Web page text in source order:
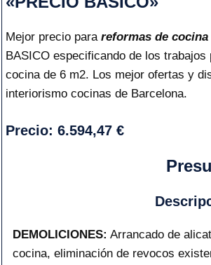
Mejor precio para reformas de
BASICO especificando de los
cocina de 6 m2. Los mejor ofertas y
interiorismo cocinas de Barcelona.
Precio: 6.594,47 €
DEMOLICIONES: Arrancado de
cocina, eliminación de revocos